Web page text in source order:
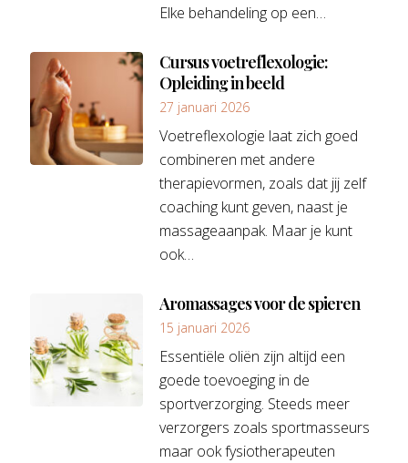
Elke behandeling op een…
Cursus voetreflexologie:
Opleiding in beeld
27 januari 2026
Voetreflexologie laat zich goed
combineren met andere
therapievormen, zoals dat jij zelf
coaching kunt geven, naast je
massageaanpak. Maar je kunt
ook…
Aromassages voor de spieren
15 januari 2026
Essentiële oliën zijn altijd een
goede toevoeging in de
sportverzorging. Steeds meer
verzorgers zoals sportmasseurs
maar ook fysiotherapeuten